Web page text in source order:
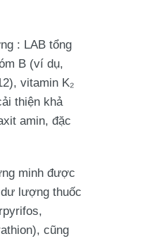
: LAB tổng
B (ví dụ,
vitamin K₂
thiện khả
amin, đặc
minh được
lượng thuốc
cũng